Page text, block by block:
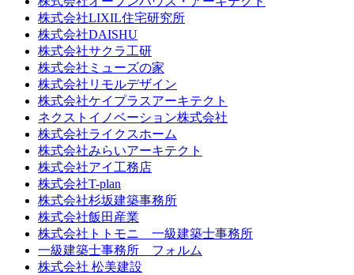
株式会社LIXIL住宅研究所
株式会社DAISHU
株式会社サクラ工研
株式会社ミューズの家
株式会社リモルデザイン
株式会社ケイプラスアーキテクト
ネクストイノベーション株式会社
株式会社ライクスホーム
株式会社みらいアーキテクト
株式会社アイ工務店
株式会社T-plan
株式会社杉坂建築事務所
株式会社飯田産業
株式会社トトモニ 一級建築士事務所
一級建築士事務所 フォルム
株式会社 松美建設